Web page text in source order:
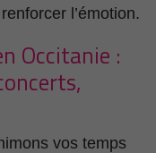
l’émotion.
Occitanie :
vos temps